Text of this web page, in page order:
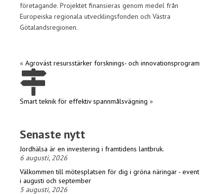
företagande. Projektet finansieras genom medel från
Europeiska regionala utvecklingsfonden och Västra
Götalandsregionen.
« Agroväst resursstärker forsknings- och innovationsprogram
Smart teknik för effektiv spannmålsvägning »
Senaste nytt
Jordhälsa är en investering i framtidens lantbruk.
6 augusti, 2026
Välkommen till mötesplatsen för dig i gröna näringar - event
i augusti och september
5 augusti, 2026